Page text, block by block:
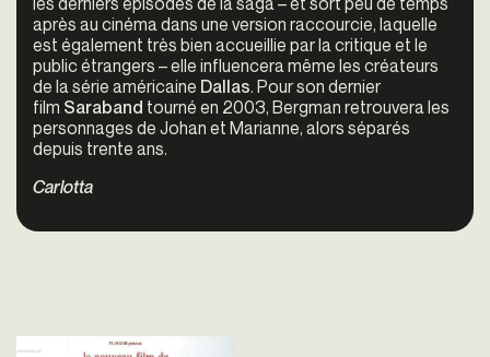
après au cinéma dans une version raccourcie, laquelle
est également très bien accueillie par la critique et le
public étrangers – elle influencera même les créateurs
de la série américaine Dallas. Pour son dernier
film Saraband tourné en 2003, Bergman retrouvera les
personnages de Johan et Marianne, alors séparés
depuis trente ans.
Carlotta